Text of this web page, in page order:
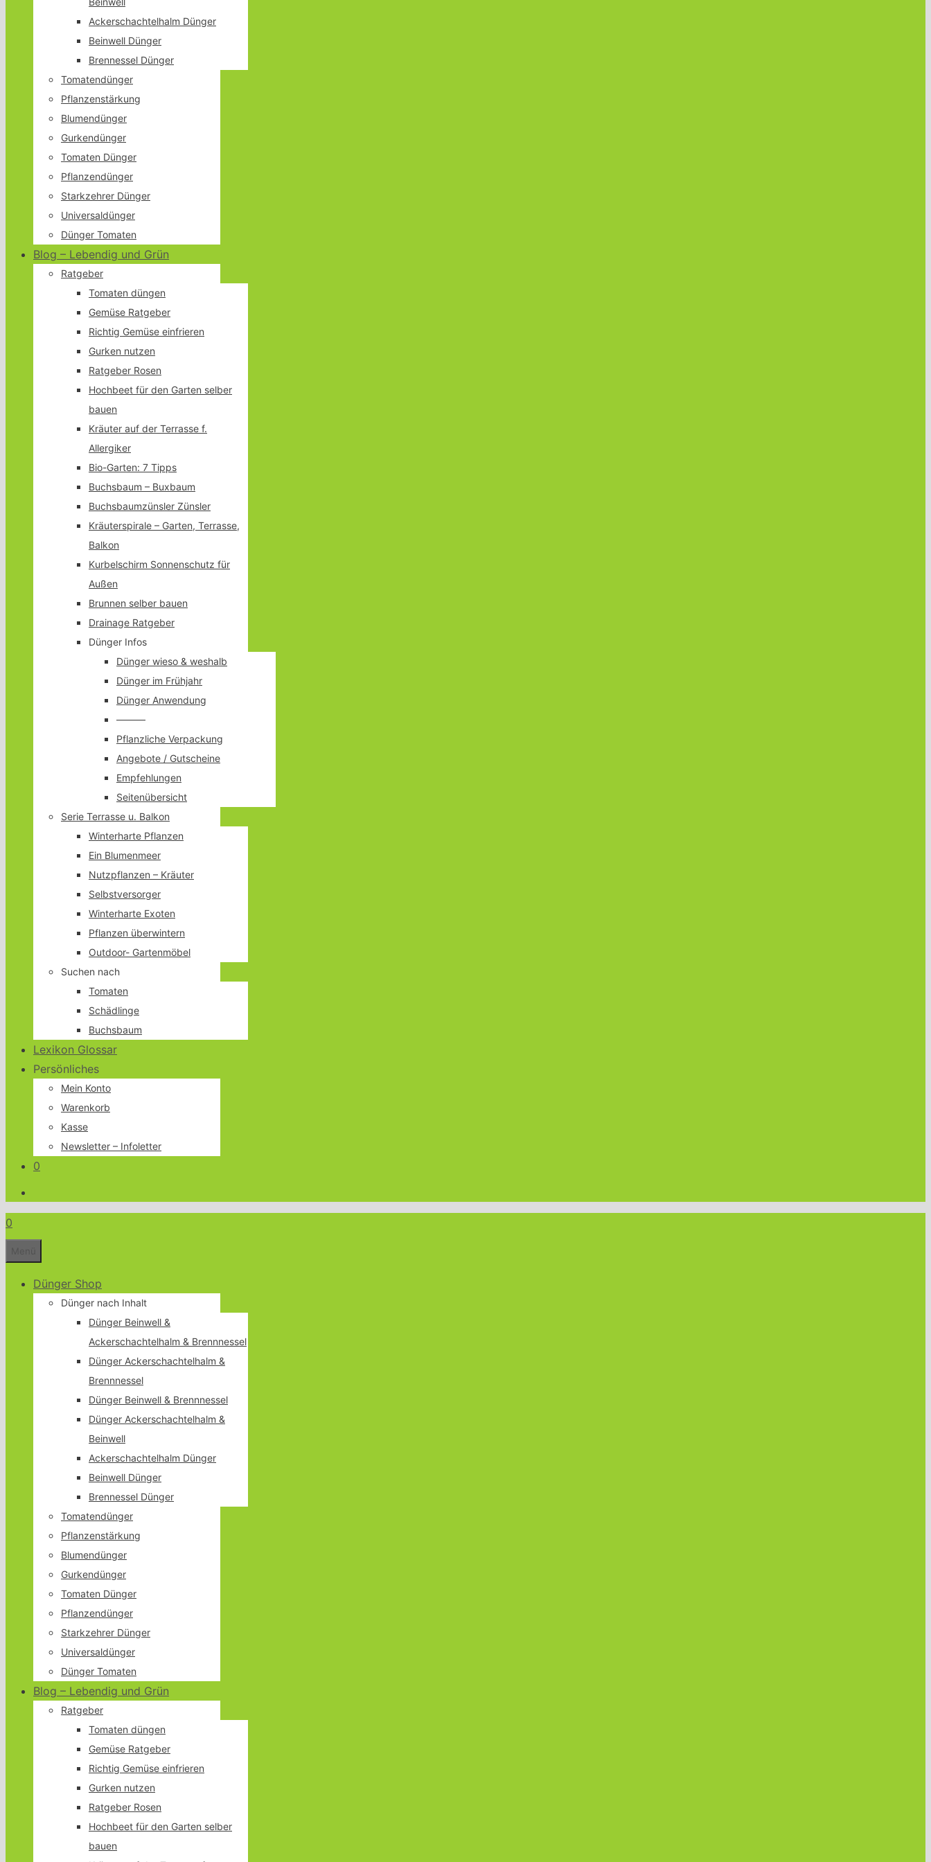
Ackerschachtelhalm Dünger
Beinwell Dünger
Brennessel Dünger
Tomatendünger
Pflanzenstärkung
Blumendünger
Gurkendünger
Tomaten Dünger
Pflanzendünger
Starkzehrer Dünger
Universaldünger
Dünger Tomaten
Blog – Lebendig und Grün
Ratgeber
Tomaten düngen
Gemüse Ratgeber
Richtig Gemüse einfrieren
Gurken nutzen
Ratgeber Rosen
Hochbeet für den Garten selber
bauen
Kräuter auf der Terrasse f.
Allergiker
Bio-Garten: 7 Tipps
Buchsbaum – Buxbaum
Buchsbaumzünsler Zünsler
Kräuterspirale – Garten, Terrasse,
Balkon
Kurbelschirm Sonnenschutz für
Außen
Brunnen selber bauen
Drainage Ratgeber
Dünger Infos
Dünger wieso & weshalb
Dünger im Frühjahr
Dünger Anwendung
———
Pflanzliche Verpackung
Angebote / Gutscheine
Empfehlungen
Seitenübersicht
Serie Terrasse u. Balkon
Winterharte Pflanzen
Ein Blumenmeer
Nutzpflanzen – Kräuter
Selbstversorger
Winterharte Exoten
Pflanzen überwintern
Outdoor- Gartenmöbel
Suchen nach
Tomaten
Schädlinge
Buchsbaum
Lexikon Glossar
Persönliches
Mein Konto
Warenkorb
Kasse
Newsletter – Infoletter
0
0
Dünger Shop
Dünger nach Inhalt
Dünger Beinwell &
Ackerschachtelhalm & Brennnessel
Dünger Ackerschachtelhalm &
Brennnessel
Dünger Beinwell & Brennnessel
Dünger Ackerschachtelhalm &
Beinwell
Ackerschachtelhalm Dünger
Beinwell Dünger
Brennessel Dünger
Tomatendünger
Pflanzenstärkung
Blumendünger
Gurkendünger
Tomaten Dünger
Pflanzendünger
Starkzehrer Dünger
Universaldünger
Dünger Tomaten
Blog – Lebendig und Grün
Ratgeber
Tomaten düngen
Gemüse Ratgeber
Richtig Gemüse einfrieren
Gurken nutzen
Ratgeber Rosen
Hochbeet für den Garten selber
bauen